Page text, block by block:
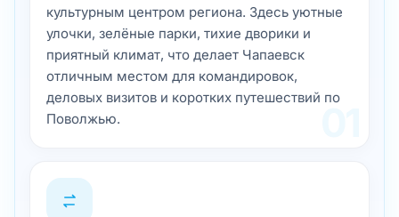
культурным центром региона. Здесь уютные
улочки, зелёные парки, тихие дворики и
приятный климат, что делает Чапаевск
отличным местом для командировок,
деловых визитов и коротких путешествий по
Поволжью.